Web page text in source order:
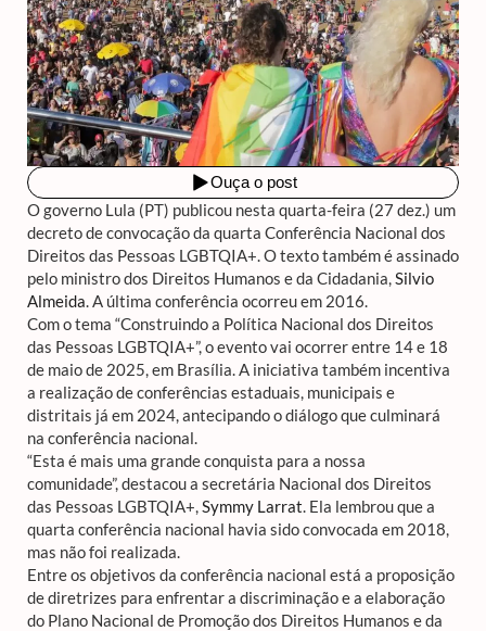
O governo Lula (PT) publicou nesta quarta-feira (27 dez.) um
decreto de convocação da quarta Conferência Nacional dos
Direitos das Pessoas LGBTQIA+. O texto também é assinado
pelo ministro dos Direitos Humanos e da Cidadania,Silvio
Almeida. A última conferência ocorreu em 2016.
Com o tema “Construindo a Política Nacional dos Direitos
das Pessoas LGBTQIA+”, o evento vai ocorrer entre 14 e 18
de maio de 2025, em Brasília. A iniciativa também incentiva
a realização de conferências estaduais, municipais e
distritais já em 2024, antecipando o diálogo que culminará
na conferência nacional.
“Esta é mais uma grande conquista para a nossa
comunidade”, destacou a secretária Nacional dos Direitos
das Pessoas LGBTQIA+,Symmy Larrat. Ela lembrou que a
quarta conferência nacional havia sido convocada em 2018,
mas não foi realizada.
Entre os objetivos da conferência nacional está a proposição
de diretrizes para enfrentar a discriminação e a elaboração
do Plano Nacional de Promoção dos Direitos Humanos e da